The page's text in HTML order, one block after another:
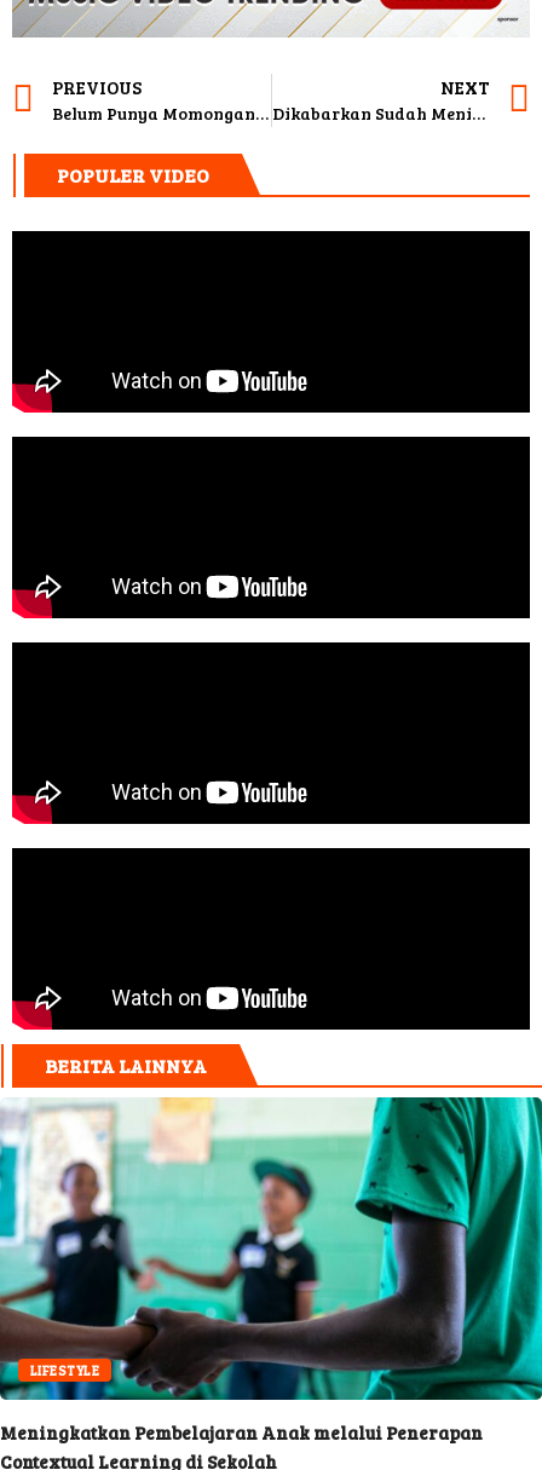
PREVIOUS
Belum Punya Momongan Setelah Dua Tahun Menikah, Anisa Rahma: Anak Itu Amanah
NEXT
Dikabarkan Sudah Menikah, Jessica Iskandar: Keadaannya Saat Ini Sudah Berakhir
POPULER VIDEO
BERITA LAINNYA
LIFESTYLE
Meningkatkan Pembelajaran Anak melalui Penerapan
Contextual Learning di Sekolah